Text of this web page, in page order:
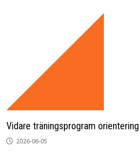
Vidare träningsprogram orientering
2026-06-05